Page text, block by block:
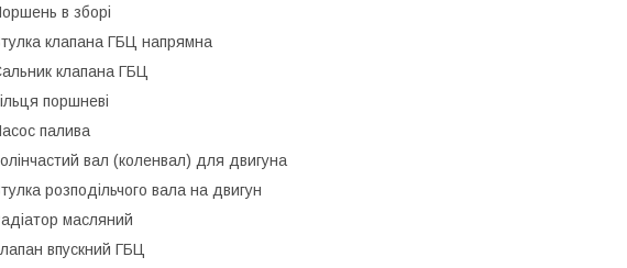
в зборі
клапана ГБЦ напрямна
клапана ГБЦ
поршневі
палива
вал (коленвал) для двигуна
розподільчого вала на двигун
масляний
впускний ГБЦ